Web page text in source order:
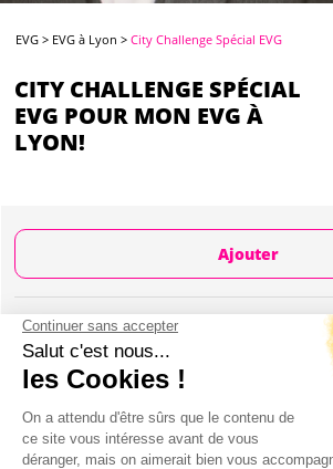
EVG > EVG à Lyon >City Challenge Spécial EVG
CITY CHALLENGE SPÉCIAL
EVG POUR MON EVG À
LYON!
Ajouter
CONTENU
Durée de l'activité: 02h00
City Challenge Spécial EVG
Missions sur le thème du
traditions dans le monde,